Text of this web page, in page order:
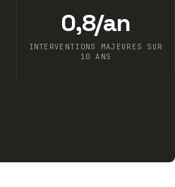
0,8/an
INTERVENTIONS MAJEURES SUR
10 ANS